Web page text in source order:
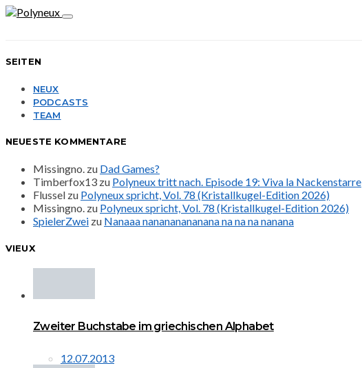
SEITEN
NEUX
PODCASTS
TEAM
NEUESTE KOMMENTARE
Missingno. zu Dad Games?
Timberfox13 zu Polyneux tritt nach. Episode 19: Viva la Nackenstarre
Flussel zu Polyneux spricht, Vol. 78 (Kristallkugel-Edition 2026)
Missingno. zu Polyneux spricht, Vol. 78 (Kristallkugel-Edition 2026)
SpielerZwei zu Nanaaa nanananananana na na na nanana
VIEUX
Zweiter Buchstabe im griechischen Alphabet
12.07.2013